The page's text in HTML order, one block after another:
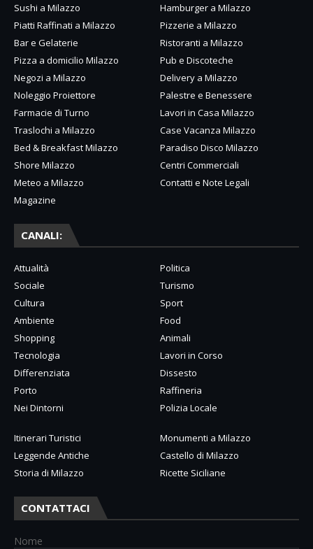
Sushi a Milazzo
Hamburger a Milazzo
Piatti Raffinati a Milazzo
Pizzerie a Milazzo
Bar e Gelaterie
Ristoranti a Milazzo
Pizza a domicilio Milazzo
Pub e Discoteche
Negozi a Milazzo
Delivery a Milazzo
Noleggio Proiettore
Palestre e Benessere
Farmacie di Turno
Lavori in Casa Milazzo
Traslochi a Milazzo
Case Vacanza Milazzo
Bed & Breakfast Milazzo
Paradiso Disco Milazzo
Shore Milazzo
Centri Commerciali
Meteo a Milazzo
Contatti e Note Legali
Magazine
CANALI:
Attualità
Politica
Sociale
Turismo
Cultura
Sport
Ambiente
Food
Shopping
Animali
Tecnologia
Lavori in Corso
Differenziata
Dissesto
Porto
Raffineria
Nei Dintorni
Polizia Locale
Itinerari Turistici
Monumenti a Milazzo
Leggende Antiche
Castello di Milazzo
Storia di Milazzo
Ricette Siciliane
CONTATTACI
Nome